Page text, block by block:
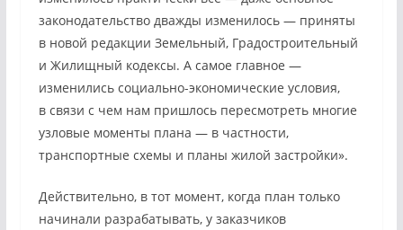
законодательство дважды изменилось — приняты
в новой редакции Земельный, Градостроительный
и Жилищный кодексы. А самое главное —
изменились социально-экономические условия,
в связи с чем нам пришлось пересмотреть многие
узловые моменты плана — в частности,
транспортные схемы и планы жилой застройки».
Действительно, в тот момент, когда план только
начинали разрабатывать, у заказчиков